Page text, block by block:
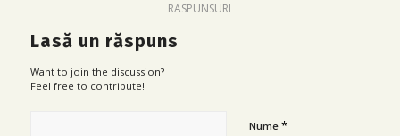
RASPUNSURI
Lasă un răspuns
Want to join the discussion?
Feel free to contribute!
Nume *